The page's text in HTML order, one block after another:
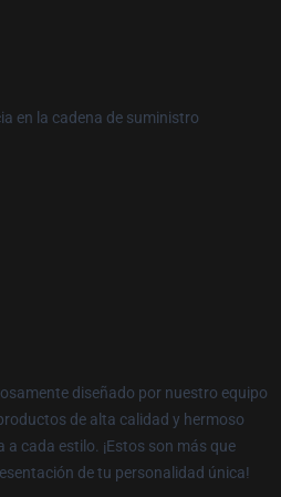
en la cadena de suministro
diseñado por nuestro equipo
de alta calidad y hermoso
cada estilo. ¡Estos son más que
de tu personalidad única!